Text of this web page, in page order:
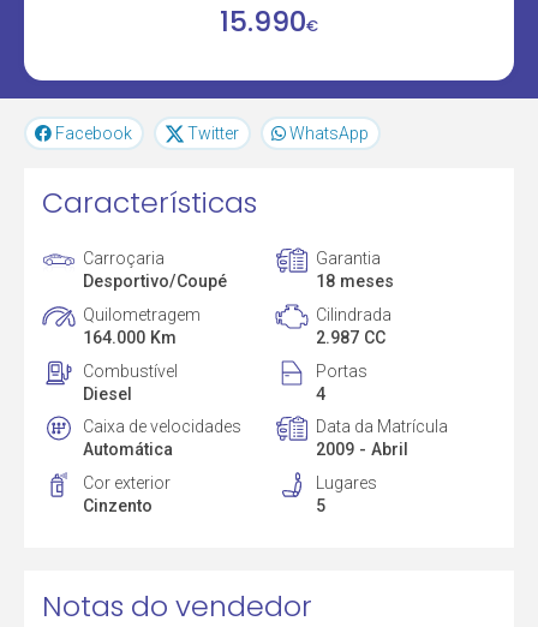
15.990€
Facebook Twitter WhatsApp
Características
Carroçaria
Desportivo/Coupé
Garantia
18 meses
Quilometragem
164.000 Km
Cilindrada
2.987 CC
Combustível
Diesel
Portas
4
Caixa de velocidades
Automática
Data da Matrícula
2009 - Abril
Cor exterior
Cinzento
Lugares
5
Notas do vendedor